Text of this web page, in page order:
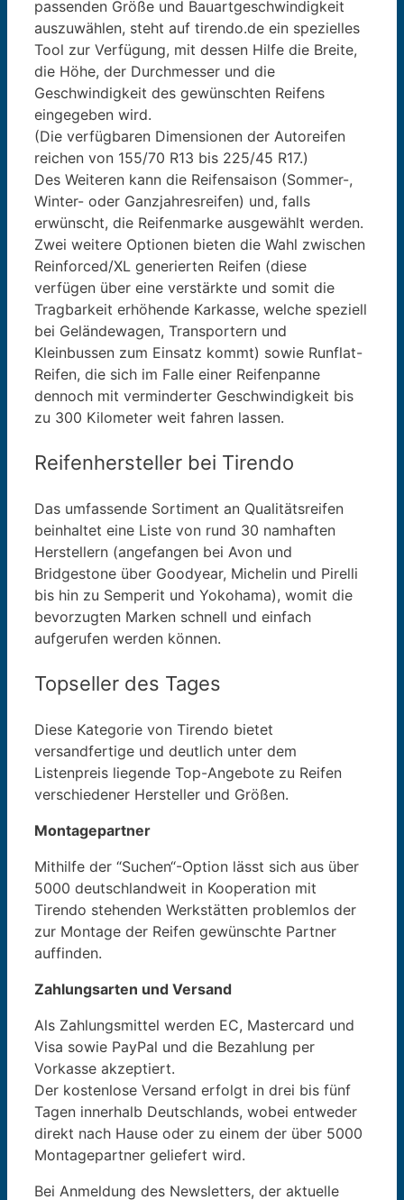
passenden Größe und Bauartgeschwindigkeit
auszuwählen, steht auf tirendo.de ein spezielles
Tool zur Verfügung, mit dessen Hilfe die Breite,
die Höhe, der Durchmesser und die
Geschwindigkeit des gewünschten Reifens
eingegeben wird.
(Die verfügbaren Dimensionen der Autoreifen
reichen von 155/70 R13 bis 225/45 R17.)
Des Weiteren kann die Reifensaison (Sommer-,
Winter- oder Ganzjahresreifen) und, falls
erwünscht, die Reifenmarke ausgewählt werden.
Zwei weitere Optionen bieten die Wahl zwischen
Reinforced/XL generierten Reifen (diese
verfügen über eine verstärkte und somit die
Tragbarkeit erhöhende Karkasse, welche speziell
bei Geländewagen, Transportern und
Kleinbussen zum Einsatz kommt) sowie Runflat-
Reifen, die sich im Falle einer Reifenpanne
dennoch mit verminderter Geschwindigkeit bis
zu 300 Kilometer weit fahren lassen.
Reifenhersteller bei Tirendo
Das umfassende Sortiment an Qualitätsreifen
beinhaltet eine Liste von rund 30 namhaften
Herstellern (angefangen bei Avon und
Bridgestone über Goodyear, Michelin und Pirelli
bis hin zu Semperit und Yokohama), womit die
bevorzugten Marken schnell und einfach
aufgerufen werden können.
Topseller des Tages
Diese Kategorie von Tirendo bietet
versandfertige und deutlich unter dem
Listenpreis liegende Top-Angebote zu Reifen
verschiedener Hersteller und Größen.
Montagepartner
Mithilfe der “Suchen“-Option lässt sich aus über
5000 deutschlandweit in Kooperation mit
Tirendo stehenden Werkstätten problemlos der
zur Montage der Reifen gewünschte Partner
auffinden.
Zahlungsarten und Versand
Als Zahlungsmittel werden EC, Mastercard und
Visa sowie PayPal und die Bezahlung per
Vorkasse akzeptiert.
Der kostenlose Versand erfolgt in drei bis fünf
Tagen innerhalb Deutschlands, wobei entweder
direkt nach Hause oder zu einem der über 5000
Montagepartner geliefert wird.
Bei Anmeldung des Newsletters, der aktuelle